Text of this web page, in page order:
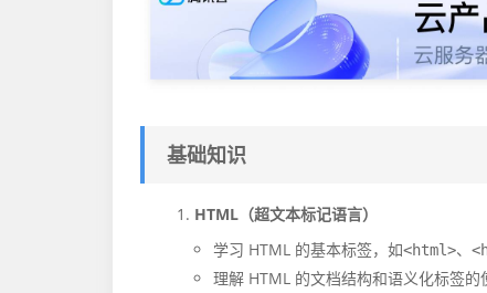
基础知识
HTML（超文本标记语言）
学习 HTML 的基本标签，如<html>、
理解 HTML 的文档结构和语义化标签的